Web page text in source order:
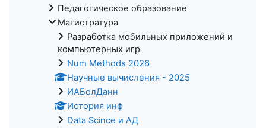
Педагогическое образование
Магистратура
Разработка мобильных приложений и
компьютерных игр
Num Methods 2026
Научные вычисления - 2025
ИАБолДанн
История инф
Data Scince и АД